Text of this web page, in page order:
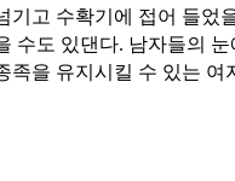
기고 수확기에 접어 들었
수도 있댄다. 남자들의 눈
족을 유지시킬 수 있는 여